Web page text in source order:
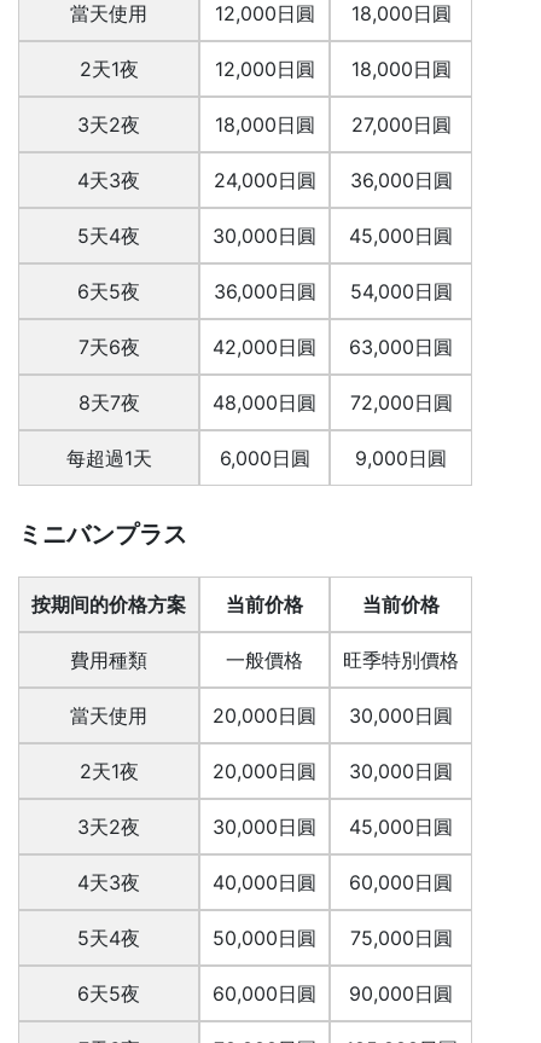
當天使用
2天1夜
3天2夜
4天3夜
5天4夜
6天5夜
7天6夜
8天7夜
每超過1天
12,000日圓
12,000日圓
18,000日圓
24,000日圓
30,000日圓
36,000日圓
42,000日圓
48,000日圓
6,000日圓
18,000日圓
18,000日圓
27,000日圓
36,000日圓
45,000日圓
54,000日圓
63,000日圓
72,000日圓
9,000日圓
ミニバンプラス
按期间的价格方案
費用種類
當天使用
2天1夜
3天2夜
4天3夜
5天4夜
6天5夜
当前价格
一般價格
20,000日圓
20,000日圓
30,000日圓
40,000日圓
50,000日圓
60,000日圓
当前价格
旺季特別價格
30,000日圓
30,000日圓
45,000日圓
60,000日圓
75,000日圓
90,000日圓